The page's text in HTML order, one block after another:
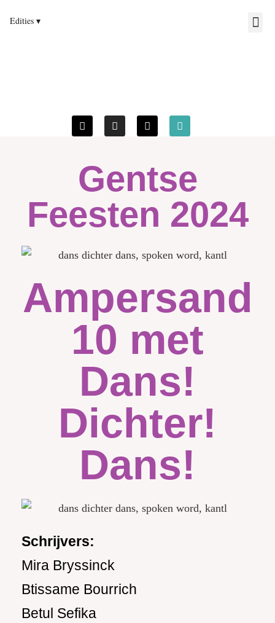
Gentse
Feesten 2024
Ampersand
10 met
Dans!
Dichter!
Dans!
Schrijvers:
Mira Bryssinck
Btissame Bourrich
Betul Sefika